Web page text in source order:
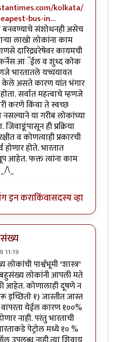
kolkata/
bus-in…
संशोधनही असेच
लाखो लोकांना काम
दारिद्र्यरेषेवर कायमची
फर्नेस आॅईल व शुध्द कोक
भारतातले यच्चयावत
केले असते कारण यांत भंगार
सर्वात महत्वाचे म्हणजे
करणे किंवा ते स्वच्छ
या गरीब लोकांच्या
ही प्रक्रिया
व कोणत्याही प्रकारची
होते. भारतात
आहेत. फक्त त्यांना काम
\_
इन कराकिंवासदस्य व्हा
11:19
पार्श्वभूमी "शास्त्र"
लोकांनी आपली मते
आहेत. कोणालाही दूषणे न
इच्छितो १) जास्तीत जास्त
येईल कारण १००%
नाही. परंतु भारताची
पेट्रोल मध्ये १० %